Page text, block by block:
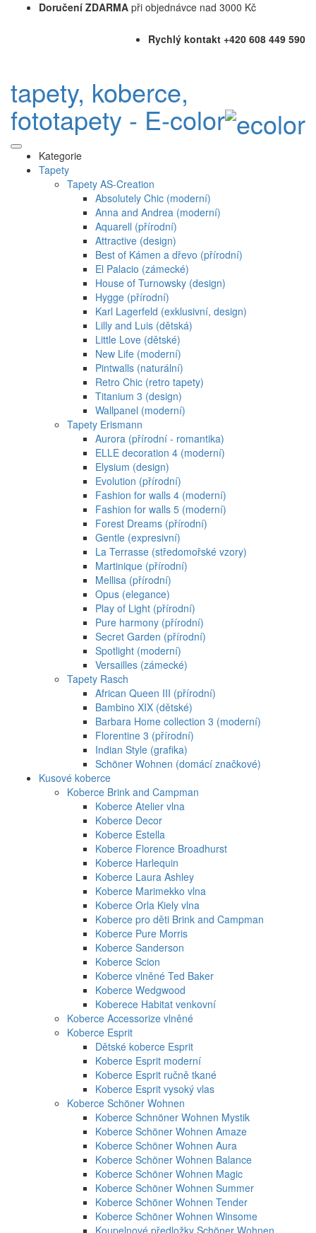
Doručení ZDARMA při objednávce nad 3000 Kč
Rychlý kontakt +420 608 449 590
tapety, koberce,
fototapety - E-color
Kategorie
Tapety
Tapety AS-Creation
Absolutely Chic (moderní)
Anna and Andrea (moderní)
Aquarell (přírodní)
Attractive (design)
Best of Kámen a dřevo (přírodní)
El Palacio (zámecké)
House of Turnowsky (design)
Hygge (přírodní)
Karl Lagerfeld (exklusivní, design)
Lilly and Luis (dětská)
Little Love (dětské)
New Life (moderní)
Pintwalls (naturální)
Retro Chic (retro tapety)
Titanium 3 (design)
Wallpanel (moderní)
Tapety Erismann
Aurora (přírodní - romantika)
ELLE decoration 4 (moderní)
Elysium (design)
Evolution (přírodní)
Fashion for walls 4 (moderní)
Fashion for walls 5 (moderní)
Forest Dreams (přírodní)
Gentle (expresivní)
La Terrasse (středomořské vzory)
Martinique (přírodní)
Mellisa (přírodní)
Opus (elegance)
Play of Light (přírodní)
Pure harmony (přírodní)
Secret Garden (přírodní)
Spotlight (moderní)
Versailles (zámecké)
Tapety Rasch
African Queen III (přírodní)
Bambino XIX (dětské)
Barbara Home collection 3 (moderní)
Florentine 3 (přírodní)
Indian Style (grafika)
Schöner Wohnen (domácí značkové)
Kusové koberce
Koberce Brink and Campman
Koberce Atelier vlna
Koberce Decor
Koberce Estella
Koberce Florence Broadhurst
Koberce Harlequin
Koberce Laura Ashley
Koberce Marimekko vlna
Koberce Orla Kiely vlna
Koberce pro děti Brink and Campman
Koberce Pure Morris
Koberce Sanderson
Koberce Scion
Koberce vlněné Ted Baker
Koberce Wedgwood
Koberece Habitat venkovní
Koberce Accessorize vlněné
Koberce Esprit
Dětské koberce Esprit
Koberce Esprit moderní
Koberce Esprit ručně tkané
Koberce Esprit vysoký vlas
Koberce Schöner Wohnen
Koberce Schnöner Wohnen Mystik
Koberce Schöner Wohnen Amaze
Koberce Schöner Wohnen Aura
Koberce Schöner Wohnen Balance
Koberce Schöner Wohnen Magic
Koberce Schöner Wohnen Summer
Koberce Schöner Wohnen Tender
Koberce Schöner Wohnen Winsome